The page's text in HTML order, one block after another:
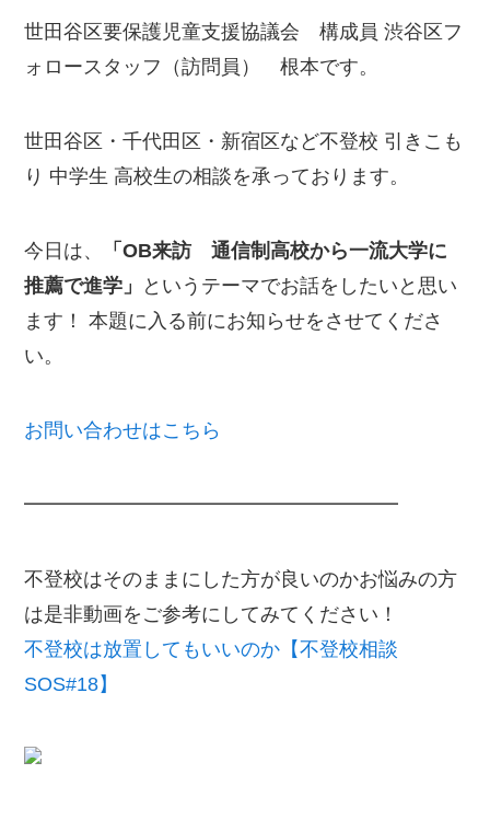
世田谷区要保護児童支援協議会 構成員 渋谷区フ
ォロースタッフ（訪問員） 根本です。
世田谷区・千代田区・新宿区など不登校 引きこも
り 中学生 高校生の相談を承っております。
今日は、
「OB来訪 通信制高校から一流大学に
推薦で進学」
というテーマでお話をしたいと思い
ます！ 本題に入る前にお知らせをさせてくださ
い。
お問い合わせはこちら
━━━━━━━━━━━━━━━━━━━
不登校はそのままにした方が良いのかお悩みの方
は是非動画をご参考にしてみてください！
不登校は放置してもいいのか【不登校相談
SOS#18】